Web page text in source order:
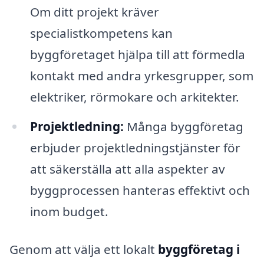
Om ditt projekt kräver
specialistkompetens kan
byggföretaget hjälpa till att förmedla
kontakt med andra yrkesgrupper, som
elektriker, rörmokare och arkitekter.
Projektledning: Många byggföretag
erbjuder projektledningstjänster för
att säkerställa att alla aspekter av
byggprocessen hanteras effektivt och
inom budget.
Genom att välja ett lokalt byggföretag i